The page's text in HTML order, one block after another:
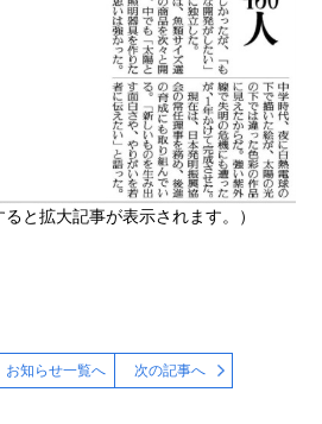
ると拡大記事が表示されます。）
お知らせ一覧へ 次の記事へ